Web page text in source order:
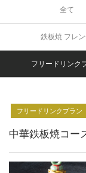
全て
鉄板焼 フレ
フリードリンク
フリードリンクプラン
中華鉄板焼コー